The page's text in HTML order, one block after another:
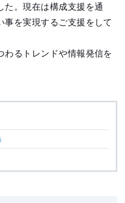
た。現在は構成支援を通
事を実現するご支援をして
わるトレンドや情報発信を